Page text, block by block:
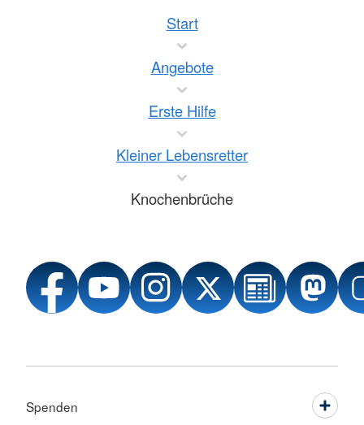
Start
Angebote
Erste Hilfe
Kleiner Lebensretter
Knochenbrüche
Spenden